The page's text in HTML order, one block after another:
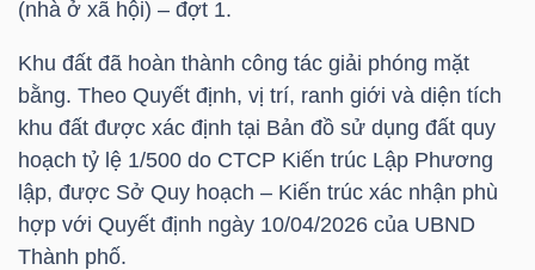
(nhà ở xã hội) – đợt 1.
Khu đất đã hoàn thành công tác giải phóng mặt
bằng. Theo Quyết định, vị trí, ranh giới và diện tích
khu đất được xác định tại Bản đồ sử dụng đất quy
hoạch tỷ lệ 1/500 do CTCP Kiến trúc Lập Phương
lập, được Sở Quy hoạch – Kiến trúc xác nhận phù
hợp với Quyết định ngày 10/04/2026 của UBND
Thành phố.
KINH
TẾ
THẾ
GIỚI